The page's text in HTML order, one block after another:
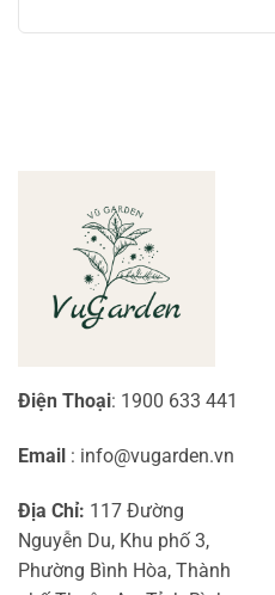
Lan
Cho
Người
Mới
Bắt
Đầu
bình
Chi
Tiết
Và
Toàn
Diện
Điện Thoại: 1900 633 441
Email : info@vugarden.vn
Địa Chỉ: 117 Đường
Nguyễn Du, Khu phố 3,
Phường Bình Hòa, Thành